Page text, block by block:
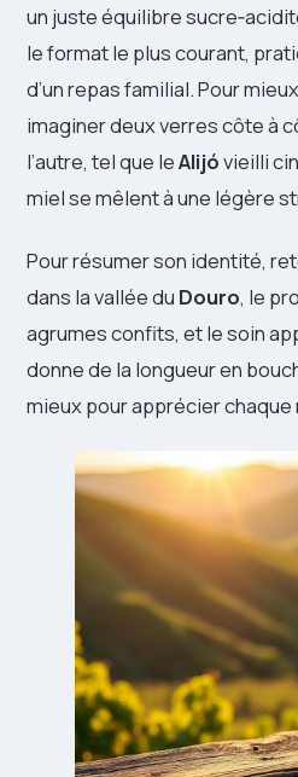
un juste équilibre
le format le plus courant,
d’un repas familial. Pour
imaginer deux verres côte à
l’autre, tel que leAlijóvieilli
miel se mêlent à une légère
Pour résumer son identité,
dans la vallée du Douro, le
agrumes confits, et le soin
donne de la longueur en
mieux pour apprécier chaque